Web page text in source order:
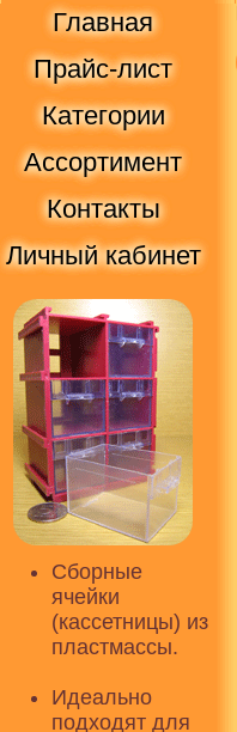
Главная
Прайс-лист
Категории
Ассортимент
Контакты
Личный кабинет
Сборные
ячейки
(кассетницы) из
пластмассы.
Идеально
подходят для